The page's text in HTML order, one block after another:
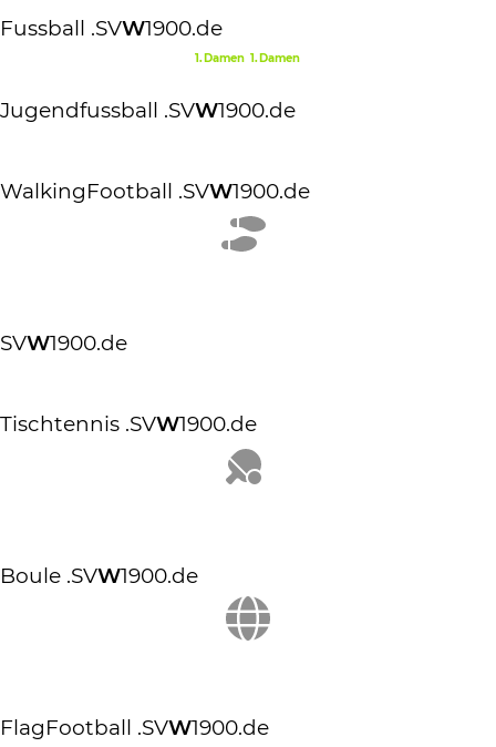
Fussball .SVW1900.de
1.Damen 1.Damen
Jugendfussball .SVW1900.de
WalkingFootball .SVW1900.de
SVW1900.de
Tischtennis .SVW1900.de
Boule .SVW1900.de
FlagFootball .SVW1900.de